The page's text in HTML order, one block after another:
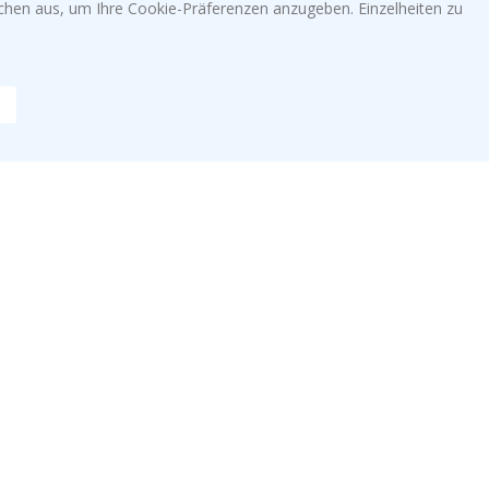
Wandtattoos
aus, um Ihre Cookie-Präferenzen anzugeben. Einzelheiten zu